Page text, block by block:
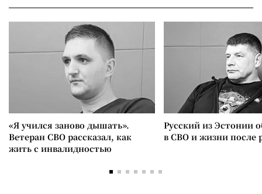
«Я учился заново дышать».
Ветеран СВО рассказал, как
жить с инвалидностью
Русский из Эстонии
в СВО и жизни после